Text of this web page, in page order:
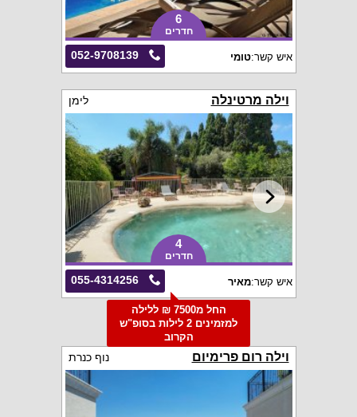
6
חדרים
052-9708139 איש קשר:טומי
וילה מרטינלה לימן
4
חדרים
055-4314256 איש קשר:מאיר
החל מ7500 ₪ ללילה
למזמינים 2 לילות בסופ"ש
הקרוב
וילה רום פרימיום נוף כנרת